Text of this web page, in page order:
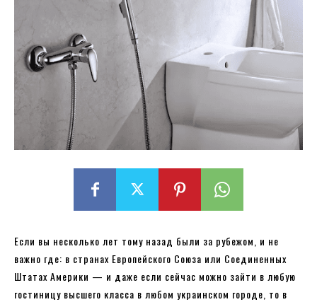
Если вы несколько лет тому назад были за рубежом, и не
важно где: в странах Европейского Союза или Соединенных
Штатах Америки — и даже если сейчас можно зайти в любую
гостиницу высшего класса в любом украинском городе, то в